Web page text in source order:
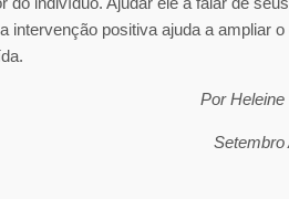
intervenção positiva ajuda a ampliar
Por
Setembro